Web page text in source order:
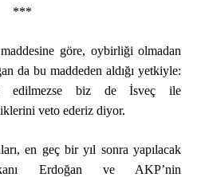
***
göre, oybirliği olmadan
da bu maddeden aldığı yetkiyle:
edilmezse biz de İsveç ile
veto ederiz diyor.
en geç bir yıl sonra yapılacak
Erdoğan ve AKP’nin